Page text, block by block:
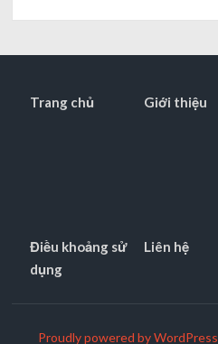
Trang chủ Giới thiệu
Điều khoảng sử
dụng
Liên hệ
Proudly powered by WordPress